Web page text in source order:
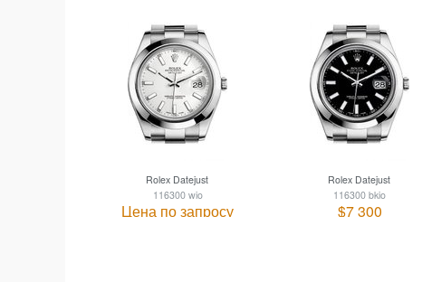
Rolex Datejust
116300 wio
Цена по запросу
Rolex Datejust
116300 bkio
$7 300